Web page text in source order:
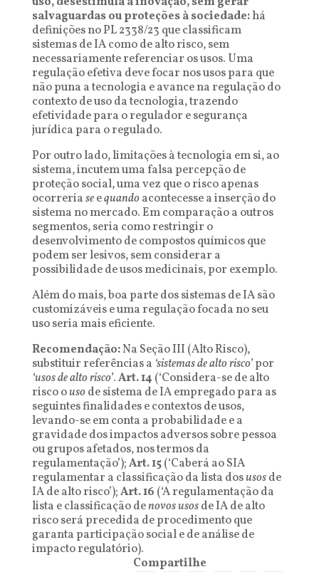
salvaguardas ou proteções à sociedade:há
definições no PL 2338/23 que classificam
sistemas de IA como de alto risco, sem
necessariamente referenciar os usos. Uma
regulação efetiva deve focar nos usos para que
não puna a tecnologia e avance na regulação do
contexto de uso da tecnologia, trazendo
efetividade para o regulador e segurança
jurídica para o regulado.
Por outro lado, limitações à tecnologia em si, ao
sistema, incutem uma falsa percepção de
proteção social, uma vez que o risco apenas
ocorreriaseequandoacontecesse a inserção do
sistema no mercado. Em comparação a outros
segmentos, seria como restringir o
desenvolvimento de compostos químicos que
podem ser lesivos, sem considerar a
possibilidade de usos medicinais, por exemplo.
Além do mais, boa parte dos sistemas de IA são
customizáveis e uma regulação focada no seu
uso seria mais eficiente.
Recomendação:Na Seção III (Alto Risco),
substituir referências a ‘sistemas de alto risco’por
‘usos de alto risco’.Art. 14 (‘Considera-se de alto
risco ousode sistema de IA empregado para as
seguintes finalidades e contextos de usos,
levando-se em conta a probabilidade e a
gravidade dos impactos adversos sobre pessoa
ou grupos afetados, nos termos da
regulamentação’);Art. 15(‘Caberá ao SIA
regulamentar a classificação da lista dosusosde
IA de alto risco’);Art. 16 (‘A regulamentação da
lista e classificação denovos usosde IA de alto
risco será precedida de procedimento que
garanta participação social e de análise de
impacto regulatório).
Compartilhe